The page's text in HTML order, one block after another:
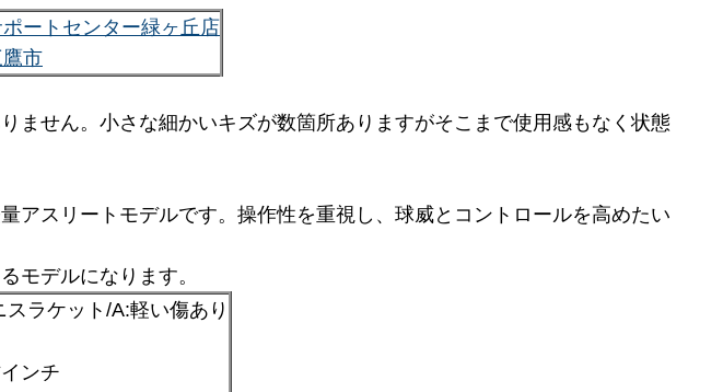
ートセンター緑ヶ丘店
市
ません。小さな細かいキズが数箇所ありますがそこまで使用感もなく状態
アスリートモデルです。操作性を重視し、球威とコントロールを高めたい
モデルになります。
スラケット/A:軽い傷あり
ンチ